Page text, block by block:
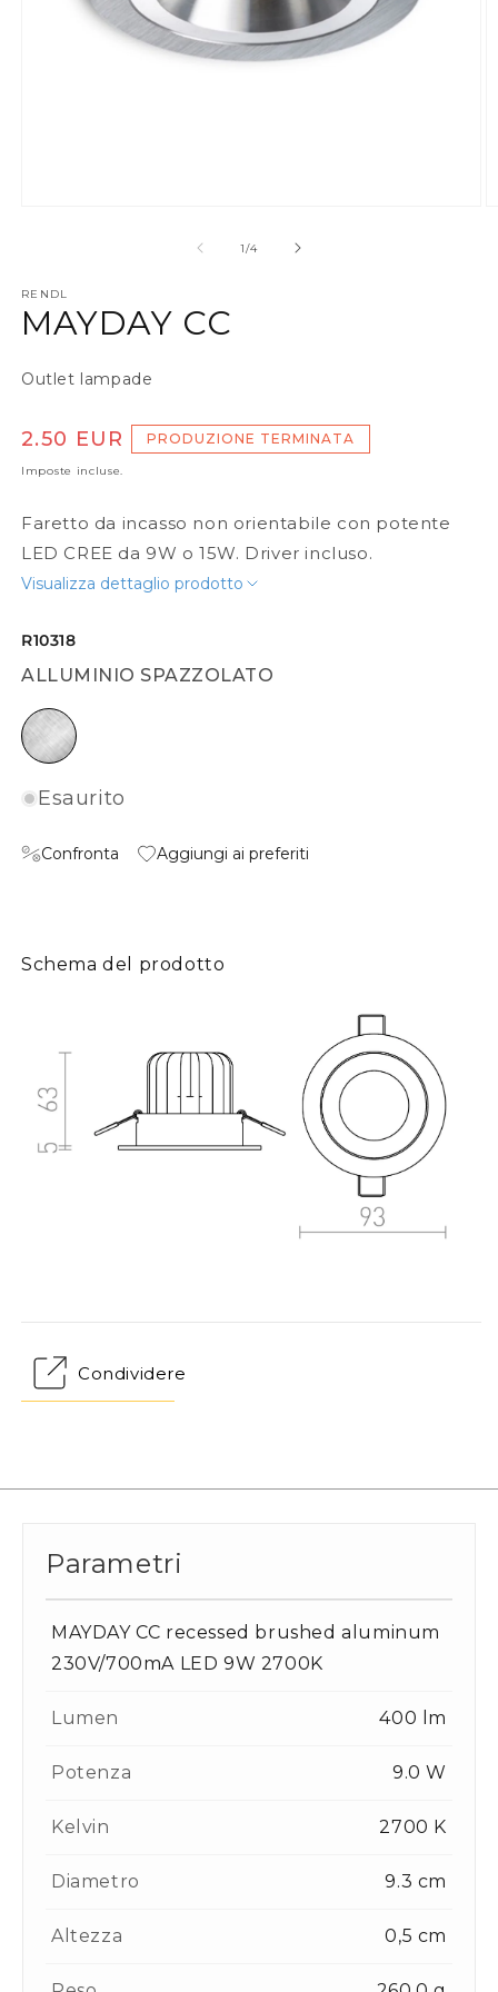
1/su
4
RENDL
MAYDAY CC
Outlet lampade
Prezzo di listino
2.50 EUR PRODUZIONE TERMINATA
Imposte incluse.
Faretto da incasso non orientabile con potente
LED CREE da 9W o 15W. Driver incluso.
Visualizza dettaglio prodotto
R10318
ALLUMINIO SPAZZOLATO
alluminio spazzolato
Esaurito
Confronta Aggiungi ai preferiti
Schema del prodotto
Condividere
Parametri
MAYDAY CC recessed brushed aluminum
230V/700mA LED 9W 2700K
Lumen 400 lm
Potenza 9.0 W
Kelvin 2700 K
Diametro 9.3 cm
Altezza 0,5 cm